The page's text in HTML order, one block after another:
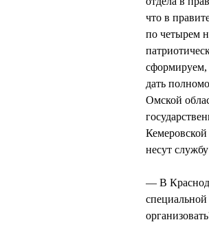
что в
по четырем
сформируем,
дать
Омской
несут
— В